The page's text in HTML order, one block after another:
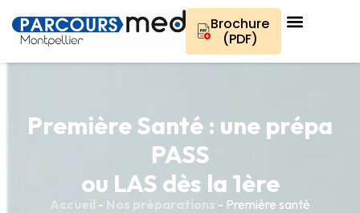
au
contenu
Brochure
(PDF)
Première Santé : une prépa
PASS
ou LAS dès la 1ère
Accueil - Nos préparations - Première santé